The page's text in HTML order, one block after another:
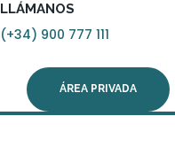
LLÁMANOS
(+34) 900 777 111
ÁREA PRIVADA